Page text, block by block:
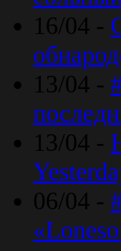
16/04 -
13/04 -
13/04 -
06/04 -